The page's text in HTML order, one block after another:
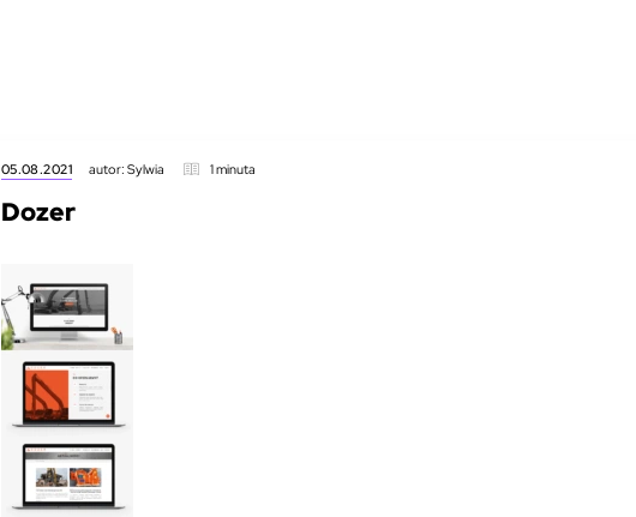
05.08.2021 autor: Sylwia 1 minuta
Dozer